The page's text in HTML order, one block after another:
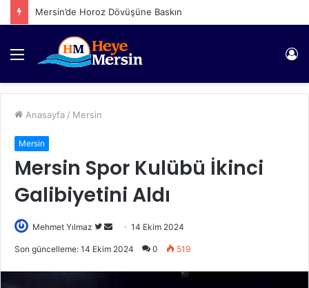
Mersin’de Horoz Dövüşüne Baskın
Menü
Anasayfa / Mersin
Mersin
Mersin Spor Kulübü İkinci
Galibiyetini Aldı
Mehmet Yılmaz
Twitter'da
Bir
14 Ekim 2024
Son güncelleme: 14 Ekim 2024 0 519